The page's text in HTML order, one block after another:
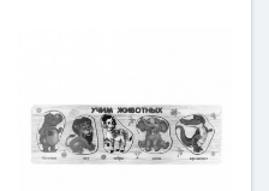
Возраст
От 3-х лет